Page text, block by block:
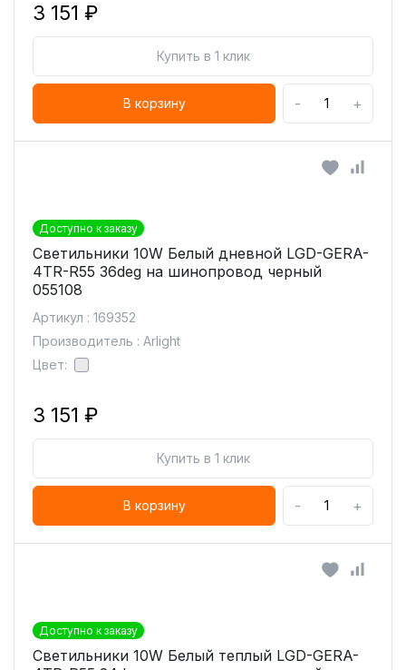
3 151 ₽
Купить в 1 клик
В корзину - +
Доступно к заказу
Светильники 10W Белый дневной LGD-GERA-
4TR-R55 36deg на шинопровод черный
055108
Артикул : 169352
Производитель : Arlight
Цвет:
3 151 ₽
Купить в 1 клик
В корзину - +
Доступно к заказу
Светильники 10W Белый теплый LGD-GERA-